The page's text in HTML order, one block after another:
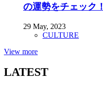
の運勢をチェック！
29 May, 2023
CULTURE
View more
LATEST